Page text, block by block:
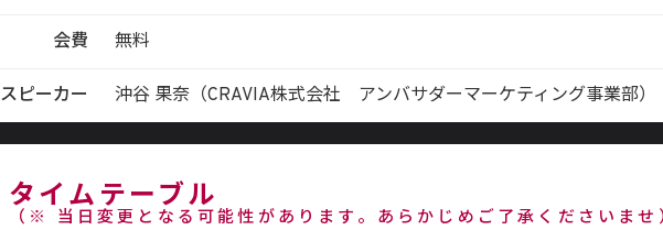
会費 無料
スピーカー 沖谷 果奈（CRAVIA株式会社 アンバサダーマーケティング事業部）
タイムテーブル
（※ 当日変更となる可能性があります。あらかじめご了承くださいませ